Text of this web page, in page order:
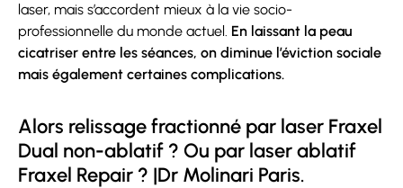
laser, mais s’accordent mieux à la vie socio-
professionnelle du monde actuel. En laissant la peau
cicatriser entre les séances, on diminue l’éviction sociale
mais également certaines complications.
Alors relissage fractionné par laser Fraxel
Dual non-ablatif ? Ou par laser ablatif
Fraxel Repair ? |Dr Molinari Paris.